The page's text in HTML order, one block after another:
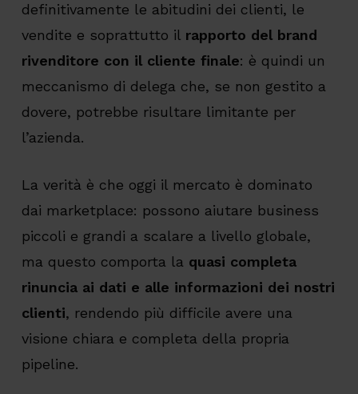
definitivamente le abitudini dei clienti, le
vendite e soprattutto il rapporto del brand
rivenditore con il cliente finale: è quindi un
meccanismo di delega che, se non gestito a
dovere, potrebbe risultare limitante per
l’azienda.
La verità è che oggi il mercato è dominato
dai marketplace: possono aiutare business
piccoli e grandi a scalare a livello globale,
ma questo comporta la quasi completa
rinuncia ai dati e alle informazioni dei nostri
clienti, rendendo più difficile avere una
visione chiara e completa della propria
pipeline.